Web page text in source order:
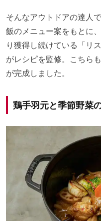
そんなアウトドアの達人
飯のメニュー案をもとに
り獲得し続けている「リ
がレシピを監修。こちら
が完成しました。
鶏手羽元と季節野菜